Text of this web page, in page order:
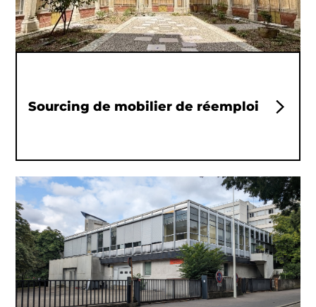
Sourcing de mobilier de réemploi